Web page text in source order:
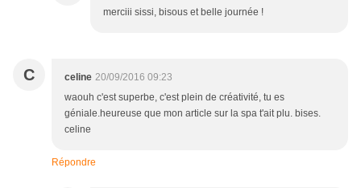
merciii sissi, bisous et belle journée !
C celine 20/09/2016 09:23
waouh c'est superbe, c'est plein de créativité, tu es
géniale.heureuse que mon article sur la spa t'ait plu. bises.
celine
Répondre